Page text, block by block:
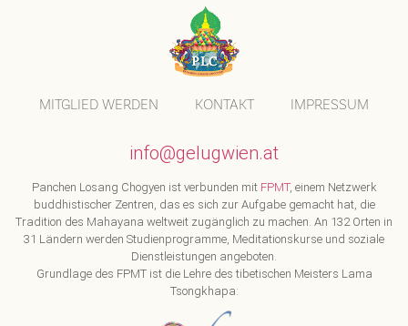
MITGLIED WERDEN KONTAKT IMPRESSUM
info@gelugwien.at
Panchen Losang Chogyen ist verbunden mit FPMT, einem Netzwerk
buddhistischer Zentren, das es sich zur Aufgabe gemacht hat, die
Tradition des Mahayana weltweit zugänglich zu machen. An 132 Orten in
31 Ländern werden Studienprogramme, Meditationskurse und soziale
Dienstleistungen angeboten.
Grundlage des FPMT ist die Lehre des tibetischen Meisters Lama
Tsongkhapa: